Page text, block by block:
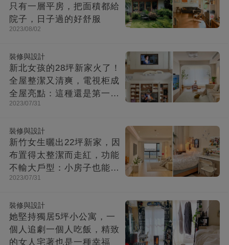
只有一層平房，把面積都給
院子，日子過的好舒服
2023/08/02
裝修與設計
新北女孩的28坪新家火了！
全屋整潔又清爽，電視柜成
全屋亮點：這種還是第一次
見！
2023/07/31
裝修與設計
新竹女生曬出22坪新家，因
布置得太整潔而走紅，功能
不輸大戶型：小房子也能住
出幸福感
2023/07/31
裝修與設計
她堅持獨居5坪小公寓，一
個人追劇一個人吃飯，精致
的女人宅著也是一種幸福